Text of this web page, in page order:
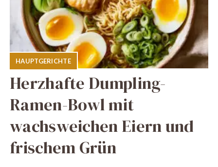
HAUPTGERICHTE
Herzhafte Dumpling-
Ramen-Bowl mit
wachsweichen Eiern und
frischem Grün